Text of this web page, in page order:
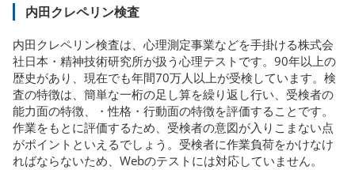
内田クレペリン検査
内田クレペリン検査は、心理測定事業などを手掛ける株式会
社日本・精神技術研究所が扱う心理テストです。90年以上の
歴史があり、現在でも年間70万人以上が受検しています。検
査の特徴は、簡単な一桁の足し算を繰り返し行い、受検者の
能力面の特徴、・性格・行動面の特徴を評価することです。
作業をもとに評価するため、受検者の意図が入りこまない点
がポイントといえるでしょう。受検者に作業負荷をかけなけ
ればならないため、Webのテストには対応していません。